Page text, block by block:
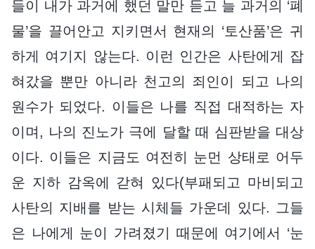
들이 내가 과거에 했던 말만 듣고 늘 과거의 ‘폐
물’을 끌어안고 지키면서 현재의 ‘토산품’은 귀
하게 여기지 않는다. 이런 인간은 사탄에게 잡
혀갔을 뿐만 아니라 천고의 죄인이 되고 나의
원수가 되었다. 이들은 나를 직접 대적하는 자
이며, 나의 진노가 극에 달할 때 심판받을 대상
이다. 이들은 지금도 여전히 눈먼 상태로 어두
운 지하 감옥에 갇혀 있다(부패되고 마비되고
사탄의 지배를 받는 시체들 가운데 있다. 그들
은 나에게 눈이 가려졌기 때문에 여기에서 ‘눈